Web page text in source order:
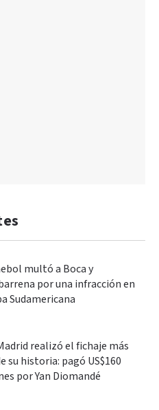
multó a Boca y
por una infracción en
Sudamericana
realizó el fichaje más
su historia: pagó US$160
por Yan Diomandé